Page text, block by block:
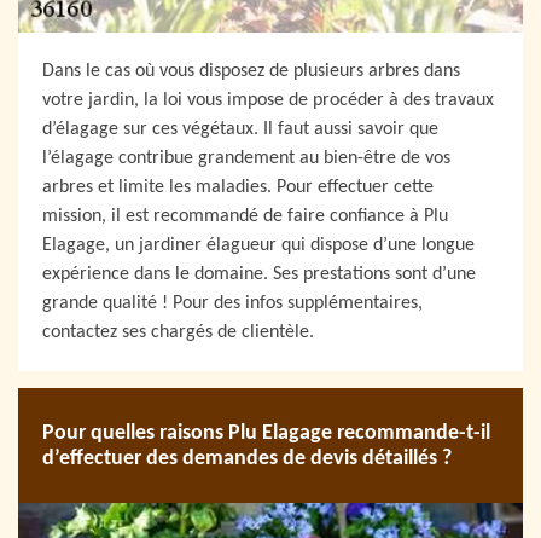
Dans le cas où vous disposez de plusieurs arbres dans
votre jardin, la loi vous impose de procéder à des travaux
d’élagage sur ces végétaux. Il faut aussi savoir que
l’élagage contribue grandement au bien-être de vos
arbres et limite les maladies. Pour effectuer cette
mission, il est recommandé de faire confiance à Plu
Elagage, un jardiner élagueur qui dispose d’une longue
expérience dans le domaine. Ses prestations sont d’une
grande qualité ! Pour des infos supplémentaires,
contactez ses chargés de clientèle.
Pour quelles raisons Plu Elagage recommande-t-il
d’effectuer des demandes de devis détaillés ?